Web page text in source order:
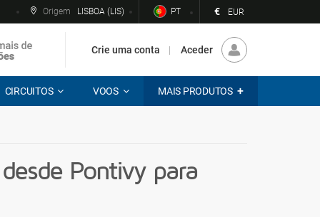
Origem LISBOA (LIS) PT € EUR
Crie uma conta Aceder
CIRCUITOS VOOS MAIS PRODUTOS
Pontivy para